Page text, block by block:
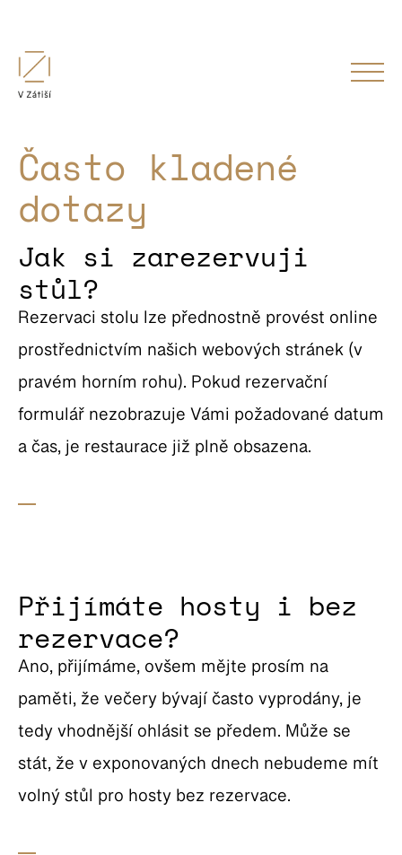
Často kladené
dotazy
Jak si zarezervuji
stůl?
Rezervaci stolu lze přednostně provést online
prostřednictvím našich webových stránek (v
pravém horním rohu). Pokud rezervační
formulář nezobrazuje Vámi požadované datum
a čas, je restaurace již plně obsazena.
Přijímáte hosty i bez
rezervace?
Ano, přijímáme, ovšem mějte prosím na
paměti, že večery bývají často vyprodány, je
tedy vhodnější ohlásit se předem. Může se
stát, že v exponovaných dnech nebudeme mít
volný stůl pro hosty bez rezervace.